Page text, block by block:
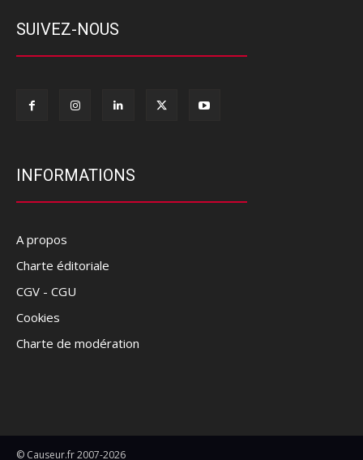
SUIVEZ-NOUS
INFORMATIONS
A propos
Charte éditoriale
CGV - CGU
Cookies
Charte de modération
© Causeur.fr 2007-2026